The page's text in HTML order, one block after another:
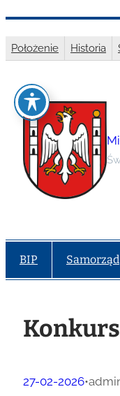
do
Położenie Historia
BIP Samorząd
27-02-2026•